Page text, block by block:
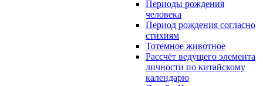
Периоды рождения
человека
Период рождения согласно
стихиям
Тотемное животное
Рассчёт ведущего элемента
личности по китайскому
календарю